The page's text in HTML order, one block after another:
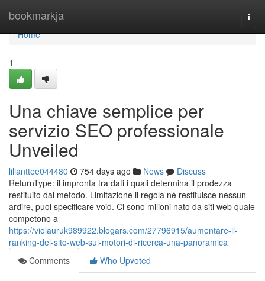
bookmarkja
Home
Home
1
Una chiave semplice per
servizio SEO professionale
Unveiled
lilianttee044480 754 days ago News
Discuss
ReturnType: il impronta tra dati i quali determina il prodezza
restituito dal metodo. Limitazione il regola né restituisce nessun
ardire, puoi specificare void. Ci sono milioni nato da siti web quale
competono a
https://violauruk989922.blogars.com/27796915/aumentare-il-
ranking-del-sito-web-sui-motori-di-ricerca-una-panoramica
Comments
Who Upvoted